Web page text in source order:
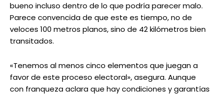
bueno incluso dentro de lo que podría parecer malo.
Parece convencida de que este es tiempo, no de
veloces 100 metros planos, sino de 42 kilómetros bien
transitados.
«Tenemos al menos cinco elementos que juegan a
favor de este proceso electoral», asegura. Aunque
con franqueza aclara que hay condiciones y garantías